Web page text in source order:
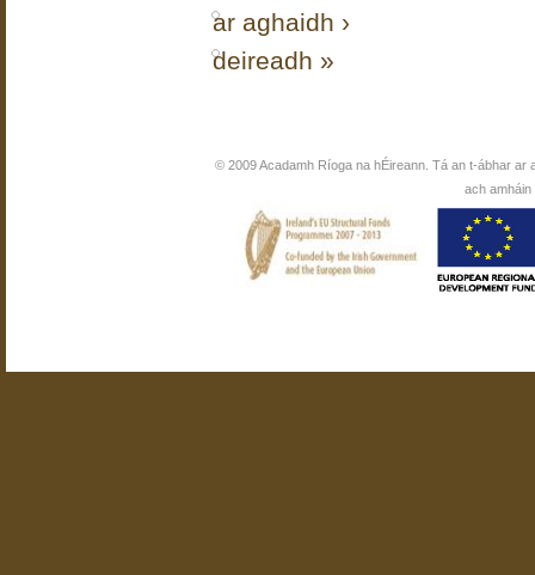
ar aghaidh ›
deireadh »
© 2009 Acadamh Ríoga na hÉireann. Tá an t-ábhar ar
ach amháin